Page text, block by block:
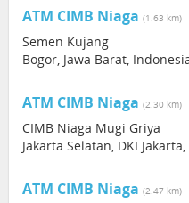
ATM CIMB Niaga (1.63 km)
Semen Kujang
Bogor, Jawa Barat,
ATM CIMB Niaga (2.30 km)
CIMB Niaga Mugi Griya
Jakarta Selatan, DKI
ATM CIMB Niaga (2.47 km)